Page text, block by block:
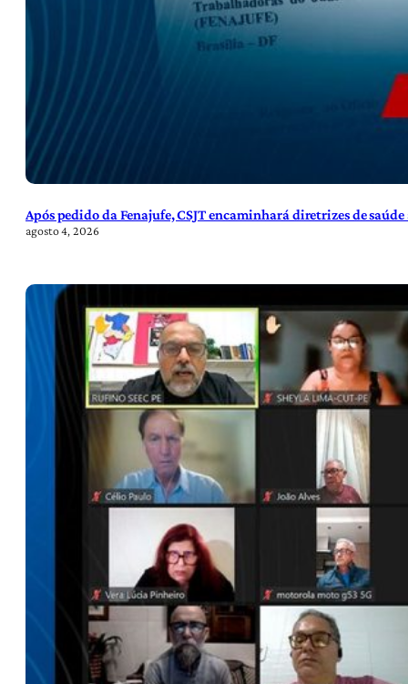
Após pedido da Fenajufe, CSJT encaminhará diretrizes de
agosto 4, 2026